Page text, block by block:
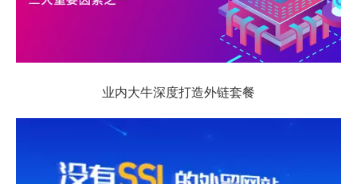
业内大牛深度打造外链套餐